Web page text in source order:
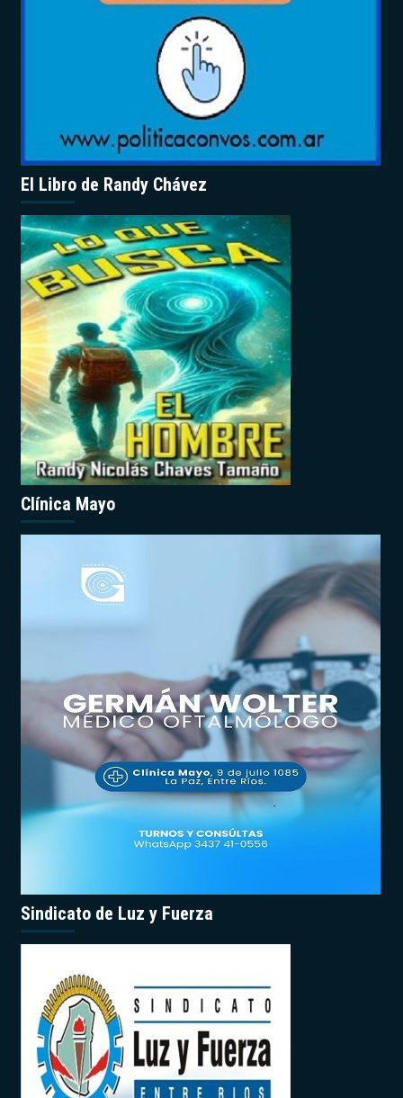
El Libro de Randy Chávez
Clínica Mayo
Sindicato de Luz y Fuerza